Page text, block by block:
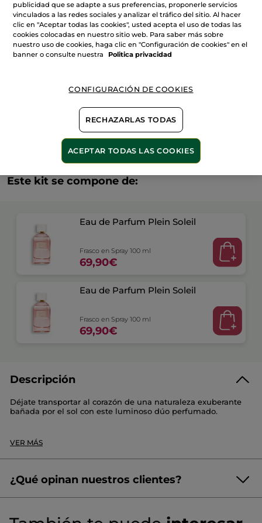
Parfum
ml
AÑADIR A MI CESTA
Entrega entre 5 a 8 días hábiles
Satisfecho o te devolvemos el dinero
Las promociones o ventajas Yves Rocher son
calculadas en comparación con los Precios tarifa
recomendados (P.T.R.)
VER P.T.R 2026
Este kit se compone de:
Eau de Parfum Plein Soleil
Frasco en Spray 100 ml
69,90€
Eau de Parfum Plein Soleil
Frasco en Spray 100 ml
69,90€
Descripción
Déjate transportar al corazón de una naturaleza exuberante
bañada por el sol con este luminoso dúo perfumado.
- 2 × Plein Soleil - Eau de Parfum (100 ml) : en el cenit, el sol
revela toda la riqueza de una naturaleza florecida y
de ylang-ylang y nardo, sublimado por la calidez envolvente
de un cautivador sándalo.
VER MÁS
¿Qué opinan nuestros clientes?
☆☆☆☆☆
☆☆☆☆☆
publicidad que se adapte a sus preferencias, proponerle servicios
vinculados a las redes sociales y analizar el tráfico del sitio. Al hacer
clic en "Aceptar todas las cookies", usted acepta el uso de todas las
cookies colocadas en nuestro sitio web. Para saber más sobre
nuestro uso de cookies, haga clic en "Configuración de cookies" en el
banner o consulte nuestra
Politica privacidad
CONFIGURACIÓN DE COOKIES
RECHAZARLAS TODAS
ACEPTAR TODAS LAS COOKIES